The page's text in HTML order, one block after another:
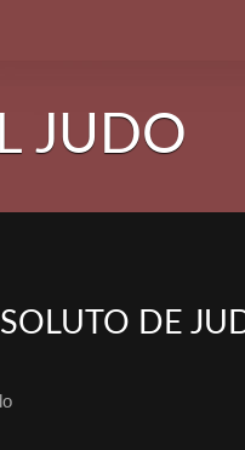
JUDO
DE